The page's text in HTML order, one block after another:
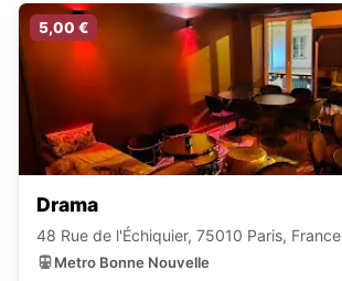
5,00 €
Drama
48 Rue de l'Échiquier, 75010 Paris, France
Metro Bonne Nouvelle